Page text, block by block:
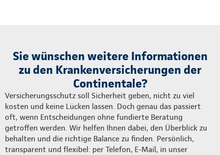
Sie wünschen weitere Informationen
zu den Krankenversicherungen der
Continentale?
Versicherungsschutz soll Sicherheit geben, nicht zu viel
kosten und keine Lücken lassen. Doch genau das passiert
oft, wenn Entscheidungen ohne fundierte Beratung
getroffen werden. Wir helfen Ihnen dabei, den Überblick zu
behalten und die richtige Balance zu finden. Persönlich,
transparent und flexibel: per Telefon, E-Mail, in unser